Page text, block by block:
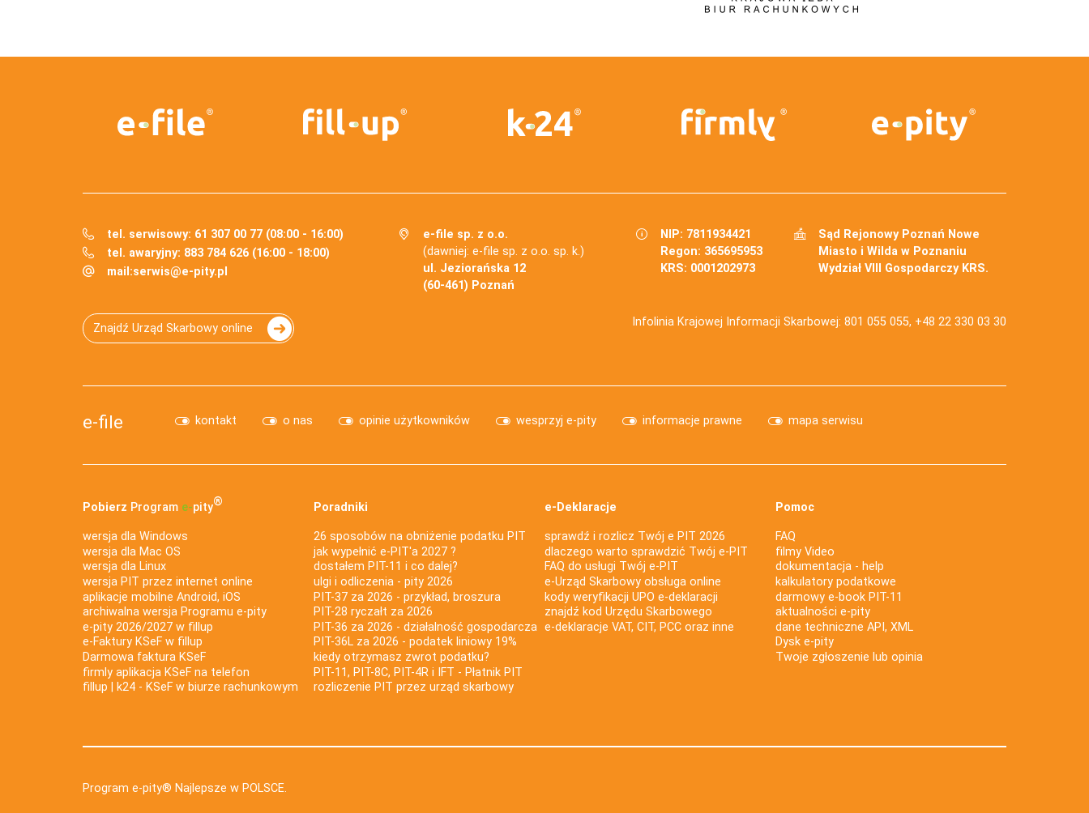
tel. serwisowy: 61 307 00 77 (08:00 - 16:00)
tel. awaryjny: 883 784 626 (16:00 - 18:00)
mail:serwis@e-pity.pl
e-file sp. z o.o.
(dawniej: e-file sp. z o.o. sp. k.)
ul. Jeziorańska 12
(60-461) Poznań
NIP: 7811934421
Regon: 365695953
KRS: 0001202973
Sąd Rejonowy Poznań Nowe
Miasto i Wilda w Poznaniu
Wydział VIII Gospodarczy KRS.
Znajdź Urząd Skarbowy online Infolinia Krajowej Informacji Skarbowej: 801 055 055, +48 22 330 03 30
e-file kontakt o nas opinie użytkowników wesprzyj e-pity informacje prawne mapa serwisu
Pobierz Program e‑pity®
wersja dla Windows
wersja dla Mac OS
wersja dla Linux
wersja PIT przez internet online
aplikacje mobilne Android, iOS
archiwalna wersja Programu e-pity
e-pity 2026/2027 w fillup
e‑Faktury KSeF w fillup
Darmowa faktura KSeF
firmly aplikacja KSeF na telefon
fillup | k24 - KSeF w biurze rachunkowym
Poradniki
26 sposobów na obniżenie podatku PIT
jak wypełnić e-PIT'a 2027 ?
dostałem PIT-11 i co dalej?
ulgi i odliczenia - pity 2026
PIT-37 za 2026 - przykład, broszura
PIT-28 ryczałt za 2026
PIT-36 za 2026 - działalność gospodarcza
PIT-36L za 2026 - podatek liniowy 19%
kiedy otrzymasz zwrot podatku?
PIT-11, PIT-8C, PIT-4R i IFT - Płatnik PIT
rozliczenie PIT przez urząd skarbowy
e-Deklaracje
sprawdź i rozlicz Twój e PIT 2026
dlaczego warto sprawdzić Twój e-PIT
FAQ do usługi Twój e-PIT
e-Urząd Skarbowy obsługa online
kody weryfikacji UPO e-deklaracji
znajdź kod Urzędu Skarbowego
e-deklaracje VAT, CIT, PCC oraz inne
Pomoc
FAQ
filmy Video
dokumentacja - help
kalkulatory podatkowe
darmowy e-book PIT-11
aktualności e-pity
dane techniczne API, XML
Dysk e-pity
Twoje zgłoszenie lub opinia
Program e-pity® Najlepsze w POLSCE.